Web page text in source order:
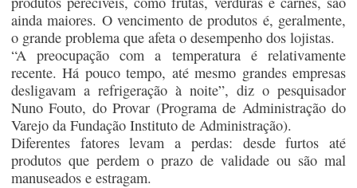
ainda maiores. O vencimento de produtos é, geralmente,
o grande problema que afeta o desempenho dos lojistas.
“A preocupação com a temperatura é relativamente
recente. Há pouco tempo, até mesmo grandes empresas
desligavam a refrigeração à noite”, diz o pesquisador
Nuno Fouto, do Provar (Programa de Administração do
Varejo da Fundação Instituto de Administração).
Diferentes fatores levam a perdas: desde furtos até
produtos que perdem o prazo de validade ou são mal
manuseados e estragam.